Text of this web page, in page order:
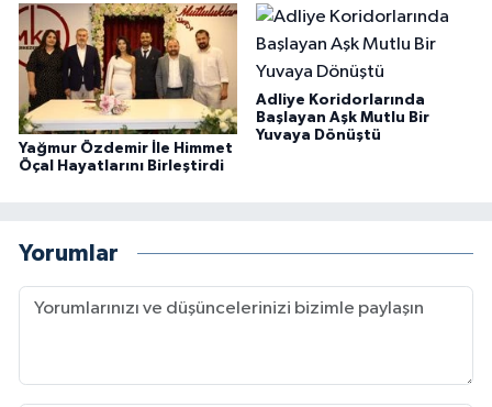
Yağmur Özdemir İle Himmet
Öçal Hayatlarını Birleştirdi
Adliye Koridorlarında
Başlayan Aşk Mutlu Bir
Yuvaya Dönüştü
Yorumlar